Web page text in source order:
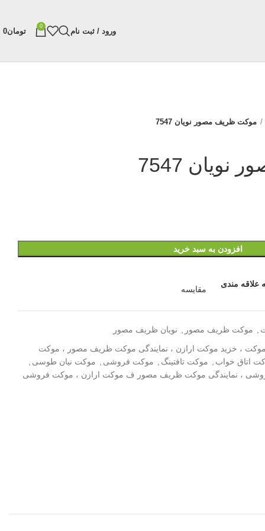
ورود / ثبت نام
0
تومان0
موکت ظریف مصور نویان 7547
7547
افزودن به سبد خرید
علاقه مندی
مقایسه
موکت ظریف مصور
نویان ظریف مصور
، خزید موکت ارازن ، نمایندگی موکت ظریف مصور ، موکت
اتاق خواب موکت تافتینگ موکت فروشی موکت نیان طوسی
، نمایندگی موکت ظریف مصور ف موکت ارازن ، موکت فروشی